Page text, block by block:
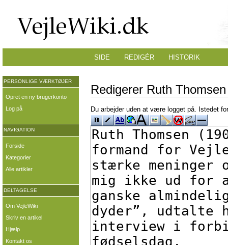
Redigerer Ruth Thomsen
Du arbejder uden at være logget på. Istedet
SIDE REDIGÉR HISTORIK
PERSONLIGE VÆRKTØJER
Opret en ny brugerkonto
Log på
NAVIGATION
Forside
Kategorier
Alle artikler
DELTAGELSE
Om VejleWiki
Skriv en artikel
Hjælp
Kontakt os